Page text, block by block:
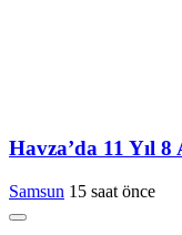
Havza’da 11 Yıl 8
Samsun 15 saat önce